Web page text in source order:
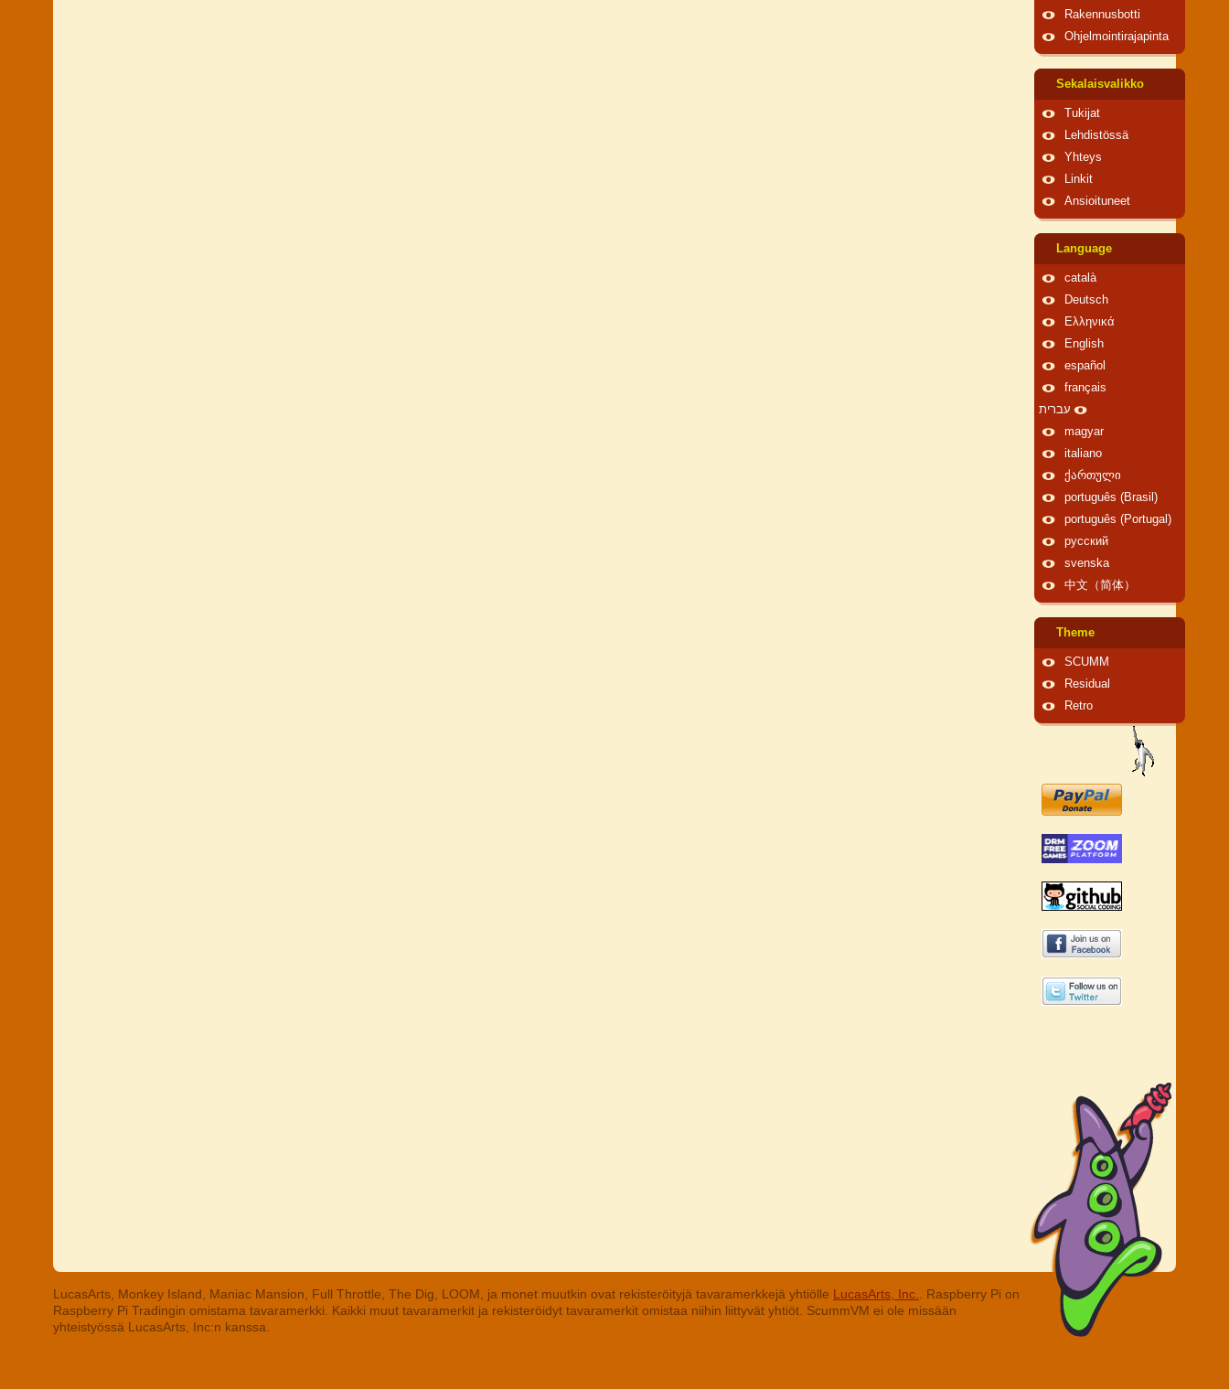
Rakennusbotti
Ohjelmointirajapinta
Sekalaisvalikko
Tukijat
Lehdistössä
Yhteys
Linkit
Ansioituneet
Language
català
Deutsch
Ελληνικά
English
español
français
עברית
magyar
italiano
ქართული
português (Brasil)
português (Portugal)
русский
svenska
中文（简体）
Theme
SCUMM
Residual
Retro
LucasArts, Monkey Island, Maniac Mansion, Full Throttle, The Dig, LOOM, ja monet muutkin ovat rekisteröityjä tavaramerkkejä yhtiölle LucasArts, Inc.
. Raspberry Pi on
Raspberry Pi Tradingin omistama tavaramerkki. Kaikki muut tavaramerkit ja rekisteröidyt tavaramerkit omistaa niihin liittyvät yhtiöt. ScummVM ei ole missään
yhteistyössä LucasArts, Inc:n kanssa.